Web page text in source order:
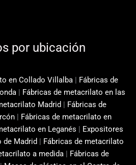
por ubicación
en Collado Villalba| Fábricas de
| Fábricas de metacrilato en las
Madrid | Fábricas de
| Fábricas de metacrilato en
en Leganés | Expositores
de Madrid | Fábricas de metacrilato
a medida | Fábricas de